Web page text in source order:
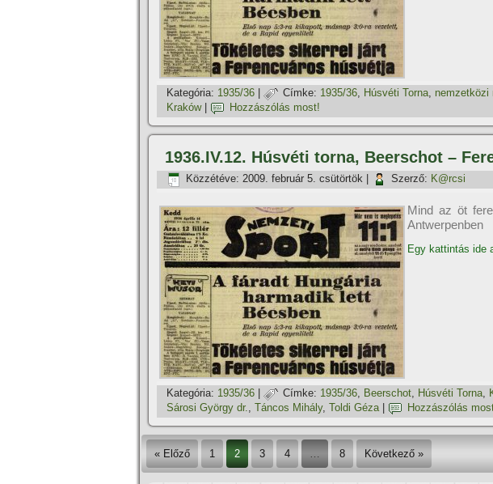
Kategória: 1935/36 Címke: 1935/36, Húsvéti Torna, nemzetközi
Kraków| Hozzászólás most!
1936.IV.12. Húsvéti torna, Beerschot –
Közzétéve: 2009. február 5. csütörtök Szerző: K@rcsi
Mind az öt
Antwerpenben
Egy kattintás ide
Kategória: 1935/36 Címke: 1935/36, Beerschot, Húsvéti Torna,
Sárosi György dr., Táncos Mihály, Toldi Géza| Hozzászólás
« Előző 1 2 3 4 … 8 Következő »